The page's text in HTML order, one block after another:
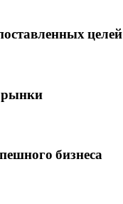
целей
рынки
бизнеса